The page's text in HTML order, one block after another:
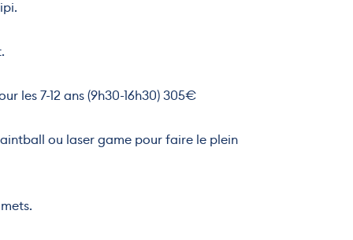
les 7-12 ans️ (9h30-16h30) 305€
ou laser game pour faire le plein